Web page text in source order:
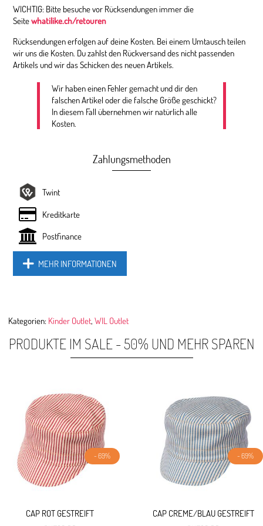
WICHTIG: Bitte besuche vor Rücksendungen immer die
Seitewhatilike.ch/retouren
Rücksendungen erfolgen auf deine Kosten. Bei einem Umtausch teilen
wir uns die Kosten. Du zahlst den Rückversand des nicht passenden
Artikels und wir das Schicken des neuen Artikels.
Wir haben einen Fehler gemacht und dir den
falschen Artikel oder die falsche Größe geschickt?
In diesem Fall übernehmen wir natürlich alle
Kosten.
Zahlungsmethoden
Twint
Kreditkarte
Postfinance
MEHR INFORMATIONEN
Kategorien: Kinder Outlet,WIL Outlet
PRODUKTE IM SALE - 50% UND MEHR SPAREN
- 69%
CAP ROT GESTREIFT
- 69%
CAP CREME/BLAU GESTREIFT